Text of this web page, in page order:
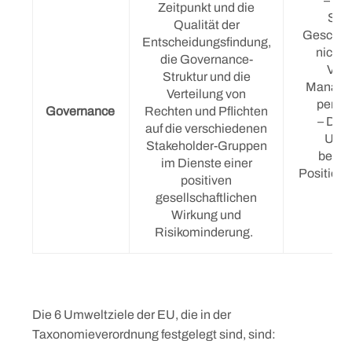
Governance
Zeitpunkt und die
Qualität der
Entscheidungsfindung,
die Governance-
Struktur und die
Verteilung von
Rechten und Pflichten
auf die verschiedenen
Stakeholder-Gruppen
im Dienste einer
positiven
gesellschaftlichen
Wirkung und
Risikominderung.
nicht
– Die
Position
Die 6 Umweltziele der EU, die in der
Taxonomieverordnung festgelegt sind, sind: